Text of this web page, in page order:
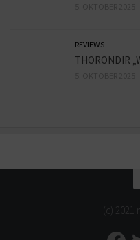
REVIEWS
THORONDIR
(c)